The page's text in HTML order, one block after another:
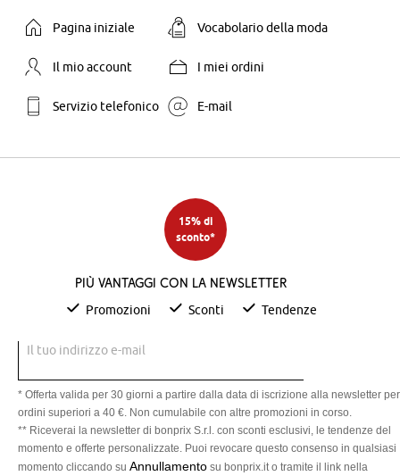
Pagina iniziale Vocabolario della moda
Il mio account I miei ordini
Servizio telefonico E-mail
15% di
sconto*
Più vantaggi con la newsletter
Promozioni Sconti Tendenze
Il tuo indirizzo e-mail
* Offerta valida per 30 giorni a partire dalla data di iscrizione alla newsletter per
ordini superiori a 40 €. Non cumulabile con altre promozioni in corso.
** Riceverai la newsletter di bonprix S.r.l. con sconti esclusivi, le tendenze del
momento e offerte personalizzate. Puoi revocare questo consenso in qualsiasi
momento cliccando su Annullamento su bonprix.it o tramite il link nella